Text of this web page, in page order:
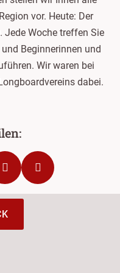
vor. Heute: Der
Jede Woche treffen Sie
Beginnerinnen und
Wir waren bei
dabei.